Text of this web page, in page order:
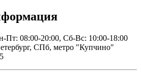
Пт: 08:00-20:00, Сб-Вс: 10:00-18:00
СПб, метро "Купчино"